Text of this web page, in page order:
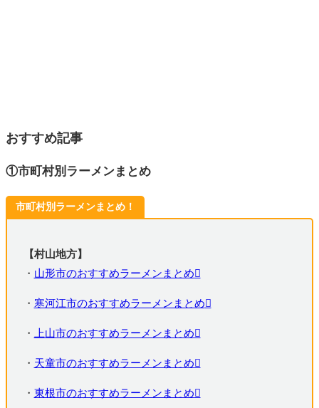
おすすめ記事
①市町村別ラーメンまとめ
市町村別ラーメンまとめ！
【村山地方】
・ 山形市のおすすめラーメンまとめ
・ 寒河江市のおすすめラーメンまとめ
・ 上山市のおすすめラーメンまとめ
・ 天童市のおすすめラーメンまとめ
・ 東根市のおすすめラーメンまとめ